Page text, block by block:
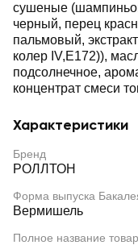
сушеные
черный, перец
пальмовый,
колер IV,Е172)),
подсолнечное,
концентрат смеси
Характеристики
Бренд
РОЛЛТОН
Форма выпуска
Вермишель
Полное название